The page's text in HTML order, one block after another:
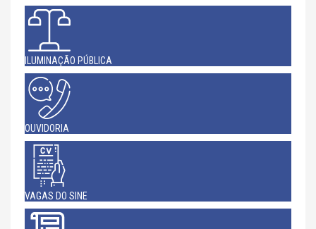
ILUMINAÇÃO PÚBLICA
OUVIDORIA
VAGAS DO SINE